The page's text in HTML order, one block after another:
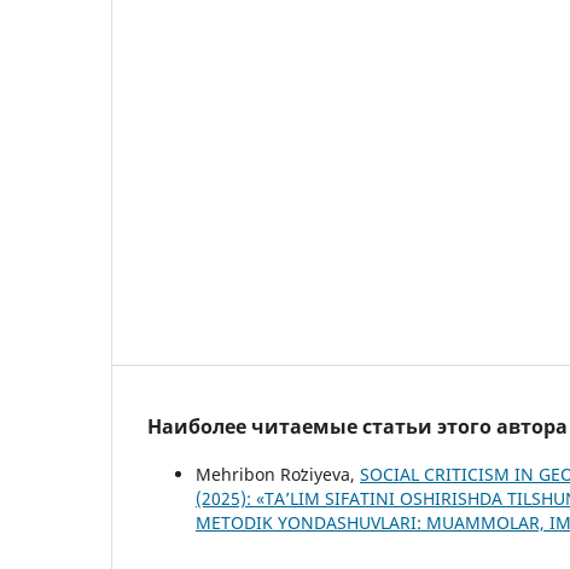
Наиболее читаемые статьи этого
Mehribon Roʻziyeva, SOCIAL CRITICISM IN
(2025): «TA’LIM SIFATINI OSHIRISHDA
METODIK YONDASHUVLARI: MUAMMOLAR,